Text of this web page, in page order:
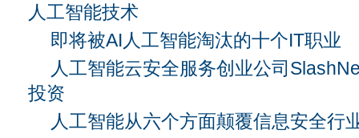
人工智能技术
即将被AI人工智能淘汰的十个IT职业
人工智能云安全服务创业公司
投资
人工智能从六个方面颠覆信息安全行